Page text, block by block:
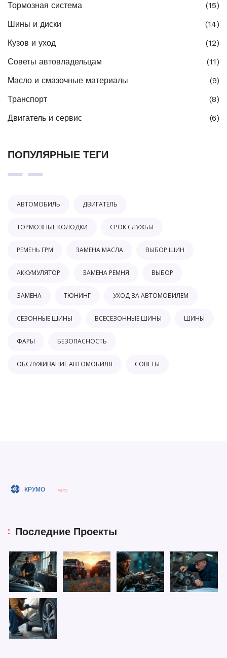
Тормозная система
(15)
Шины и диски
(14)
Кузов и уход
(12)
Советы автовладельцам
(11)
Масло и смазочные материалы
(9)
Транспорт
(8)
Двигатель и сервис
(6)
ПОПУЛЯРНЫЕ ТЕГИ
АВТОМОБИЛЬ ДВИГАТЕЛЬ
ТОРМОЗНЫЕ КОЛОДКИ СРОК СЛУЖБЫ
РЕМЕНЬ ГРМ ЗАМЕНА МАСЛА ВЫБОР ШИН
АККУМУЛЯТОР ЗАМЕНА РЕМНЯ ВЫБОР
ЗАМЕНА ТЮНИНГ УХОД ЗА АВТОМОБИЛЕМ
СЕЗОННЫЕ ШИНЫ ВСЕСЕЗОННЫЕ ШИНЫ ШИНЫ
ФАРЫ БЕЗОПАСНОСТЬ
ОБСЛУЖИВАНИЕ АВТОМОБИЛЯ СОВЕТЫ
Последние Проекты